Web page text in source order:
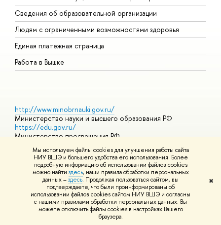
Мы используем файлы cookies для улучшения работы сайта
НИУ ВШЭ и большего удобства его использования. Более
подробную информацию об использовании файлов cookies
можно найти здесь, наши правила обработки персональных
данных –здесь. Продолжая пользоваться сайтом, вы
подтверждаете, что были проинформированы об
использовании файлов cookies сайтом НИУ ВШЭ и согласны
с нашими правилами обработки персональных данных. Вы
можете отключить файлы cookies в настройках Вашего
браузера.
✖
Сведения об образовательной организации
Людям с ограниченными возможностями здоровья
Единая платежная страница
Работа в Вышке
http://www.minobrnauki.gov.ru/
Министерство науки и высшего образования РФ
https://edu.gov.ru/
Министерство просвещения РФ
https://elearning.hse.ru/mooc
Массовые открытые онлайн-курсы
© НИУ ВШЭ 1993–2026 Адреса и контактыУсловия
использования материалов Политика конфиденциальности
Шрифты HSE Sans и HSE Slab разработаны вШколе дизайна НИУ